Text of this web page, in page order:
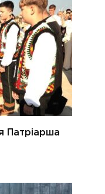
Патріарша